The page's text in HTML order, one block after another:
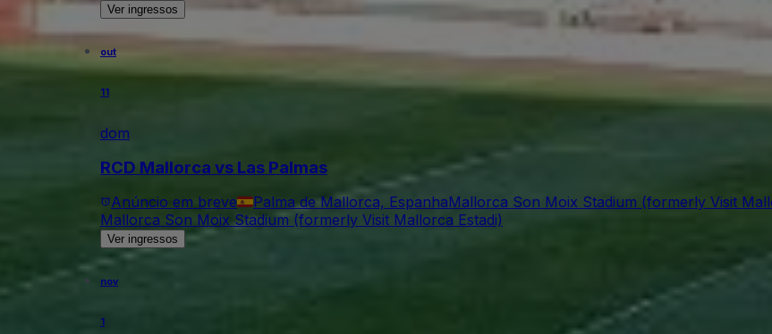
Ver ingressos
out
11
dom
RCD Mallorca vs Las Palmas
Anúncio em breve Palma de Mallorca, EspanhaMallorca Son Moix Stadium (formerly Visit
Mallorca Son Moix Stadium (formerly Visit Mallorca Estadi)
Ver ingressos
nov
1